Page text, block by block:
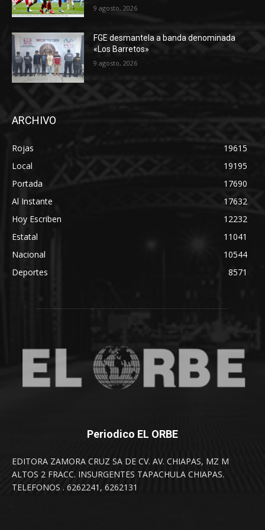
9 agosto, 2026
FGE desmantela a banda denominada
«Los Barretos»
9 agosto, 2026
ARCHIVO
Rojas
19615
Local
19195
Portada
17690
Al Instante
17632
Hoy Escriben
12232
Estatal
11041
Nacional
10544
Deportes
8571
Periodico EL ORBE
EDITORA ZAMORA CRUZ SA DE CV. AV. CHIAPAS, MZ M
ALTOS 2 FRACC. INSURGENTES TAPACHULA CHIAPAS.
TELEFONOS . 6262241, 6262131